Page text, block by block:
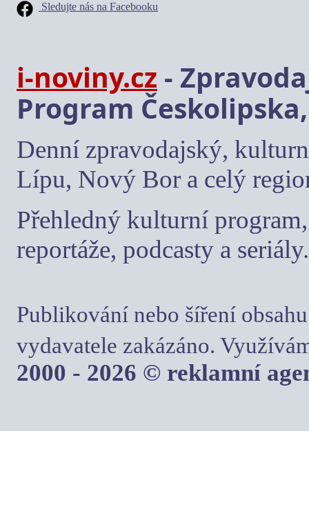
Sledujte nás na Facebooku
i-noviny.cz -
Program
Denní zpravodajský,
Lípu, Nový Bor a celý
Přehledný kulturní
reportáže, podcasty a seriály.
Publikování nebo šíření
vydavatele zakázáno.
2000 - 2026 © reklamní